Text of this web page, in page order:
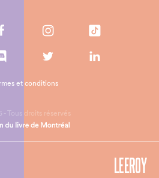
- Tous droits réservés
et conditions